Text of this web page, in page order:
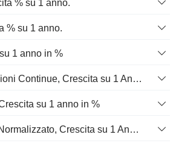
% su 1 anno.
% su 1 anno.
1 anno in %
Utili da Operazioni Continue, Crescita su 1 Anno in %
su 1 anno in %
Reddito Netto Normalizzato, Crescita su 1 Anno in %